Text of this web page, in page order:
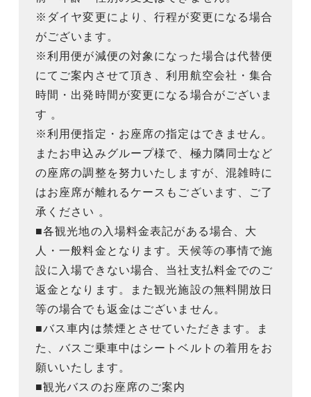
※ダイヤ変更により、行程が変更になる場合
がございます。
※利用便が減便の対象になった場合は代替便
にてご案内させて頂き、利用航空会社・集合
時間・出発時間が変更になる場合がございま
す 。
※利用便指定・お座席の指定はできません。
またお申込みグループ様で、極力隣同士など
の座席の調整を努力いたしますが、混雑時に
はお座席が離れるケースもございます、ご了
承ください 。
■各観光地の入場料金表記がある場合、大
人・一般料金となります。天候等の事情で施
設に入場できない場合、当社支払料金でのご
返金となります。また観光施設の無料開放日
等の場合でも返金はございません。
■バス車内は禁煙とさせていただきます。ま
た、バスご乗車中はシートベルトの着用をお
願いいたします。
■観光バスのお座席のご案内